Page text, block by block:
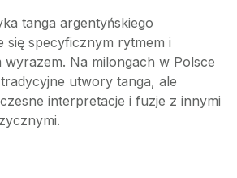
tanga argentyńskiego
się specyficznym rytmem i
wyrazem. Na milongach w Polsce
utwory tanga, ale
interpretacje i fuzje z innymi